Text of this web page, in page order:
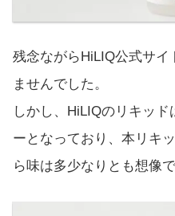
残念ながらHiLIQ公式サイ
ませんでした。
しかし、HiLIQのリキッ
ーとなっており、本リキ
ら味は多少なりとも想像で